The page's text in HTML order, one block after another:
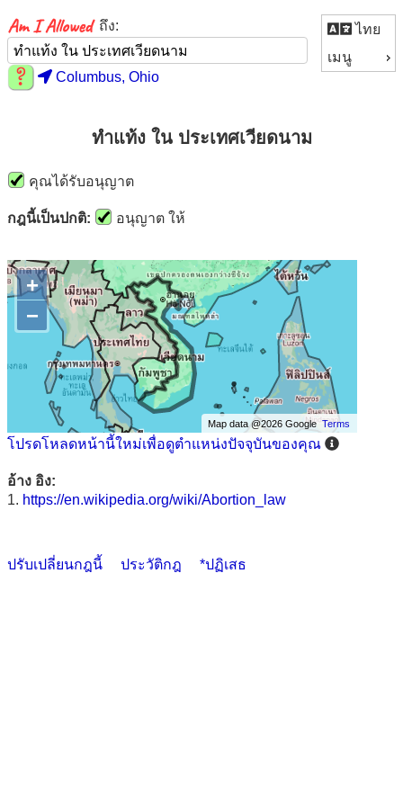
ไทย
เมนู
ถึง:
Columbus, Ohio
ทำแท้ง ใน ประเทศเวียดนาม
คุณได้รับอนุญาต
กฎนี้เป็นปกติ: อนุญาต ให้
+
−
Map data @2026 GoogleTerms
โปรดโหลดหน้านี้ใหม่เพื่อดูตำแหน่งปัจจุบันของคุณ
อ้าง อิง:
1. https://en.wikipedia.org/wiki/Abortion_law
ปรับเปลี่ยนกฎนี้ ประวัติกฎ *ปฏิเสธ